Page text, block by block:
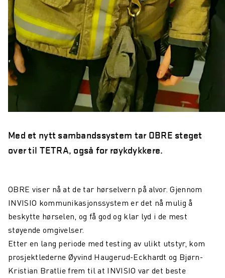
Vi søker en Operation Specialist
Maritim konnektivitet: overvinne dekningsutfordringer
Northcom og Nokia går sammen for å levere kritiske
kommunikasjonsnettverk
En datadrevet digital maritim revolusjon
Northcom vil sikre kommunikasjonsløsningen innenfor
havvind
Northcom kjøper LS Elektronik AB
Northcom deltar på Critical Communications World 2023
Elistair introduserer ORION Heavy Lift
Skihelsning frå Team Northcom
Tester Valkyrje by Northcom under krevende vinterforhold
Med et nytt sambandssystem tar OBRE steget
over til TETRA, også for røykdykkere.
OBRE viser nå at de tar hørselvern på alvor. Gjennom
INVISIO kommunikasjonssystem er det nå mulig å
beskytte hørselen, og få god og klar lyd i de mest
støyende omgivelser.
Etter en lang periode med testing av ulikt utstyr, kom
prosjektlederne Øyvind Haugerud-Eckhardt og Bjørn-
Kristian Bratlie frem til at INVISIO var det beste